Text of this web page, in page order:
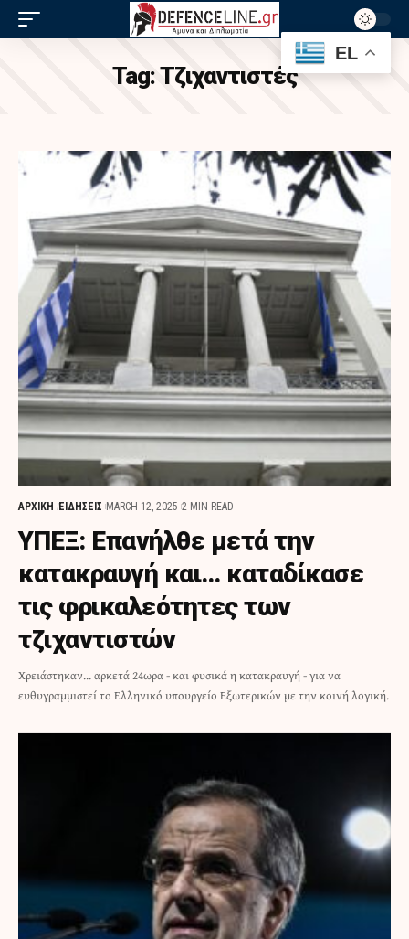
Tag:Τζιχαντιστές
ΑΡΧΙΚΗ ΕΙΔΗΣΕΙΣ MARCH 12, 2025 2 MIN READ
ΥΠΕΞ: Επανήλθε μετά την
κατακραυγή και… καταδίκασε
τις φρικαλεότητες των
τζιχαντιστών
Χρειάστηκαν... αρκετά 24ωρα - και φυσικά η κατακραυγή - για να
ευθυγραμμιστεί το Ελληνικό υπουργείο Εξωτερικών με την κοινή λογική.
EL